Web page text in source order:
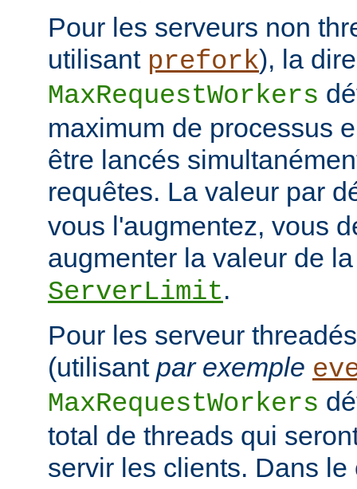
Pour les serveurs non
utilisant prefork), la
MaxRequestWorkers
maximum de processus
être lancés
requêtes. La valeur par
vous l'augmentez, vous
augmenter la valeur de
ServerLimit.
Pour les serveur
(utilisant par exemple
MaxRequestWorkers
total de threads qui
servir les clients. Dans le